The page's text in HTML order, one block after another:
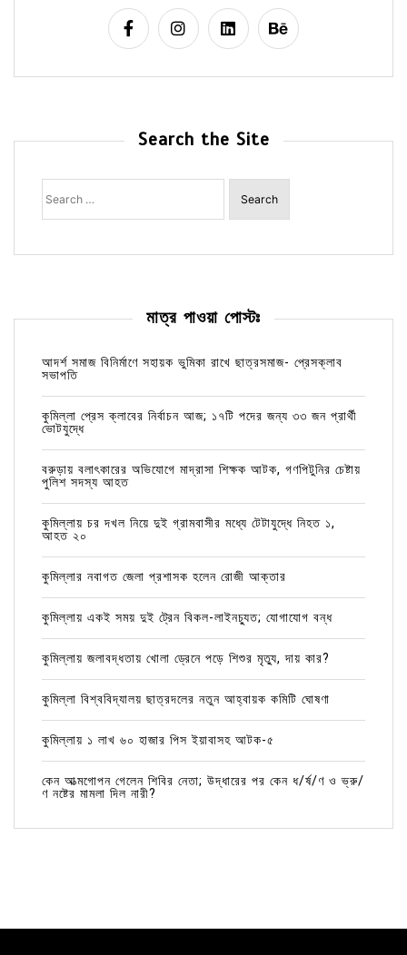
Search the Site
Search
for:
মাত্র পাওয়া পোস্টঃ
আদর্শ সমাজ বিনির্মাণে সহায়ক ভুমিকা রাখে ছাত্রসমাজ- প্রেসক্লাব
সভাপতি
কুমিল্লা প্রেস ক্লাবের নির্বাচন আজ; ১৭টি পদের জন্য ৩৩ জন প্রার্থী
ভোটযুদ্ধে
বরুড়ায় বলাৎকারের অভিযোগে মাদ্রাসা শিক্ষক আটক, গণপিটুনির চেষ্টায়
পুলিশ সদস্য আহত
কুমিল্লায় চর দখল নিয়ে দুই গ্রামবাসীর মধ্যে টেটাযুদ্ধে নিহত ১,
আহত ২০
কুমিল্লার নবাগত জেলা প্রশাসক হলেন রোজী আক্তার
কুমিল্লায় একই সময় দুই ট্রেন বিকল-লাইনচ্যুত; যোগাযোগ বন্ধ
কুমিল্লায় জলাবদ্ধতায় খোলা ড্রেনে পড়ে শিশুর মৃত্যু, দায় কার?
কুমিল্লা বিশ্ববিদ্যালয় ছাত্রদলের নতুন আহ্বায়ক কমিটি ঘোষণা
কুমিল্লায় ১ লাখ ৬০ হাজার পিস ইয়াবাসহ আটক-৫
কেন আত্মগোপন গেলেন শিবির নেতা; উদ্ধারের পর কেন ধ/র্ষ/ণ ও ভ্রু/
ণ নষ্টের মামলা দিল নারী?